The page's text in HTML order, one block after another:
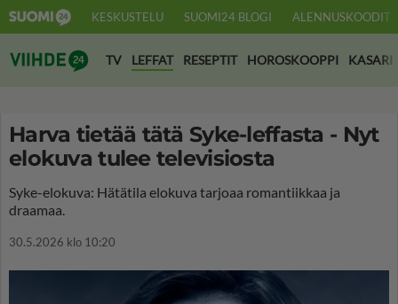
KESKUSTELU SUOMI24 BLOGI ALENNUSKOODIT
Suomi24 Viihde
TV LEFFAT RESEPTIT HOROSKOOPPI KASARI
Harva tietää tätä Syke-leffasta - Nyt
elokuva tulee televisiosta
Syke-elokuva: Hätätila elokuva tarjoaa romantiikkaa ja
draamaa.
30.5.2026 klo 10:20